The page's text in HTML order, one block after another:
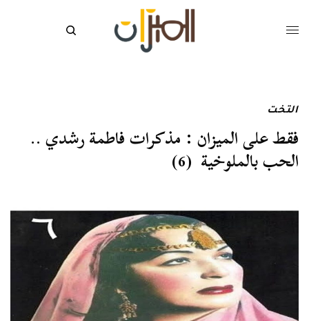
التخت
فقط على الميزان : مذكرات فاطمة رشدي ..
الحب بالملوخية (6)